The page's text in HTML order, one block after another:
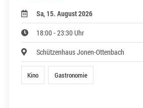
Sa, 15. August 2026
18:00 - 23:30 Uhr
Schützenhaus Jonen-Ottenbach
Kino Gastronomie